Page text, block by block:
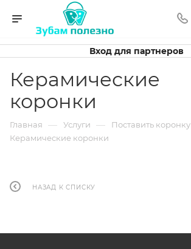
Вход для партнеров
Керамические
коронки
Главная — Услуги — Поставить коронку
Керамические коронки
НАЗАД К СПИСКУ